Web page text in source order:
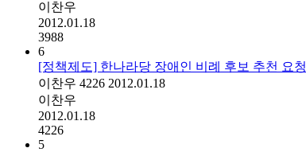
이찬우
2012.01.18
3988
6
[정책제도] 한나라당 장애인 비례 후보 추천 요청
이찬우 4226 2012.01.18
이찬우
2012.01.18
4226
5